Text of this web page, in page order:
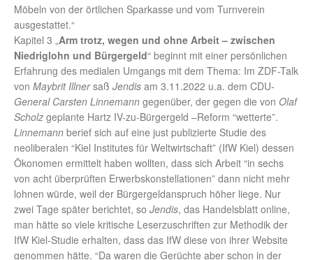
Möbeln von der örtlichen Sparkasse und vom Turnverein
ausgestattet.“
Kapitel 3 „Arm trotz, wegen und ohne Arbeit – zwischen
Niedriglohn und Bürgergeld“ beginnt mit einer persönlichen
Erfahrung des medialen Umgangs mit dem Thema: Im ZDF-Talk
von Maybrit Illnersaß Jendis am 3.11.2022 u.a. dem CDU-
General Carsten Linnemann gegenüber, der gegen die von Olaf
Scholz geplante Hartz IV-zu-Bürgergeld –Reform “wetterte”.
Linnemann berief sich auf eine just publizierte Studie des
neoliberalen “Kiel Institutes für Weltwirtschaft” (IfW Kiel) dessen
Ökonomen ermittelt haben wollten, dass sich Arbeit “in sechs
von acht überprüften Erwerbskonstellationen” dann nicht mehr
lohnen würde, weil der Bürgergeldanspruch höher liege. Nur
zwei Tage später berichtet, so Jendis, das Handelsblatt online,
man hätte so viele kritische Leserzuschriften zur Methodik der
IfW Kiel-Studie erhalten, dass das IfW diese von ihrer Website
genommen hätte. “Da waren die Gerüchte aber schon in der